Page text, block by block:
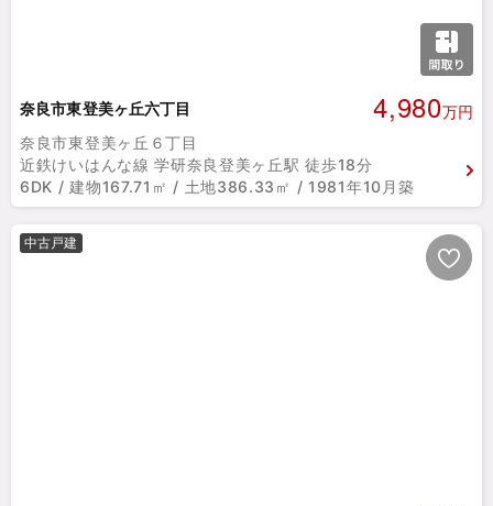
奈良市東登美ヶ丘六丁目 4,980万円
奈良市東登美ヶ丘６丁目
近鉄けいはんな線 学研奈良登美ヶ丘駅 徒歩18分
6DK / 建物167.71㎡ / 土地386.33㎡ / 1981年10月築
中古戸建